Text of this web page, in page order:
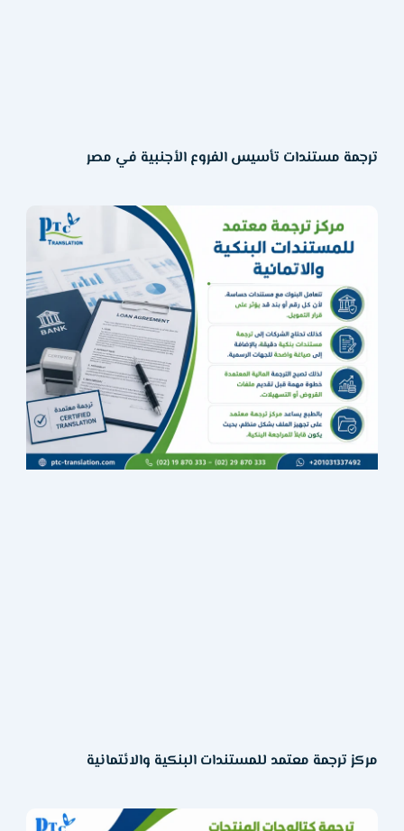
ترجمة مستندات تأسيس الفروع الأجنبية في مصر
مركز ترجمة معتمد للمستندات البنكية والائتمانية